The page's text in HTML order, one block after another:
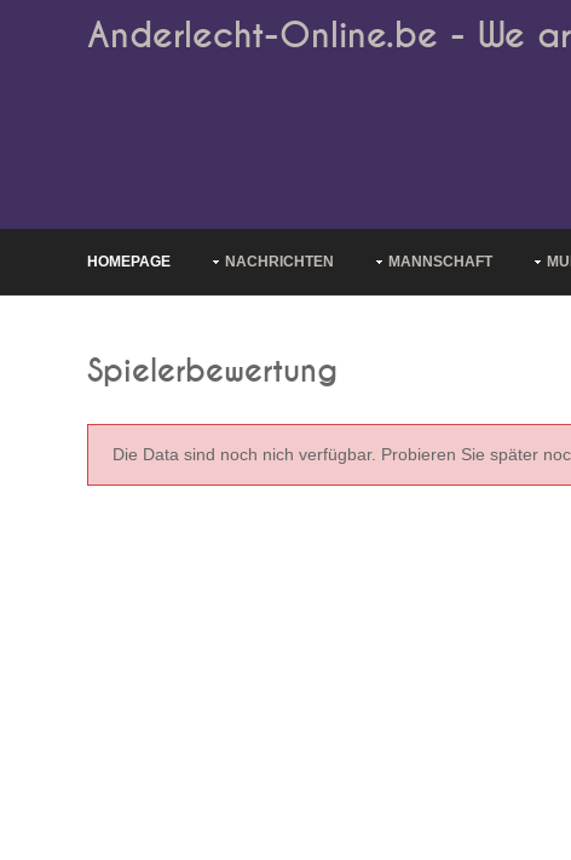
Anderlecht-Online.be - We
HOMEPAGE NACHRICHTEN MANNSCHAFT
Spielerbewertung
Die Data sind noch nich verfügbar. Probieren Sie später